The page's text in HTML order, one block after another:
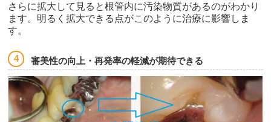
さらに拡大して見ると根管内に汚染物質があるのがわかり
ます。明るく拡大できる点がこのように治療に影響しま
す。
審美性の向上・再発率の軽減が期待できる